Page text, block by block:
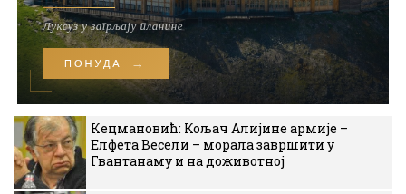
Кецмановић: Кољач Алијине армије –
Елфета Весели – морала завршити у
Гвантанаму и на доживотној